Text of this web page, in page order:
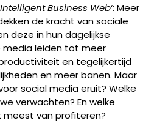
Intelligent Business Web‘: Meer
de kracht van sociale
deze in hun dagelijkse
media leiden tot meer
en tegelijkertijd
en meer banen. Maar
social media eruit? Welke
verwachten? En welke
meest van profiteren?